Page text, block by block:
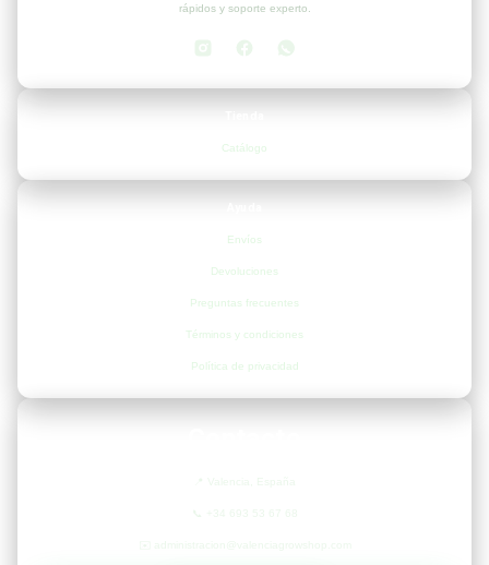
rápidos y soporte experto.
Catálogo
Envíos
Devoluciones
Preguntas frecuentes
Términos y condiciones
Política de privacidad